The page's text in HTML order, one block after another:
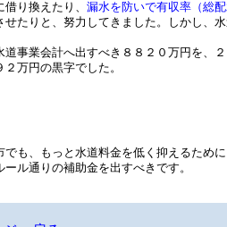
り換えたり、 漏水を防いで有収率（総
せたりと、努力してきました。しかし、
事業会計へ出すべき８８２０万円を、
万円の黒字でした。
も、もっと水道料金を低く抑えるため
ル通りの補助金を出すべきです。